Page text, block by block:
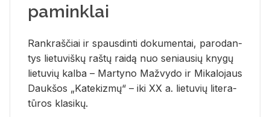
paminklai
Rank­raš­čiai ir spaus­din­ti do­ku­men­tai, pa­ro­dan­
tys lie­tu­viš­kų raš­tų rai­dą nuo se­niau­sių kny­gų
lie­tu­vių kal­ba – Mar­ty­no Ma­žvy­do ir Mi­ka­lo­jaus
Dauk­šos „Ka­te­kiz­mų“ – iki XX a. lie­tu­vių li­te­ra­
tū­ros kla­si­kų.